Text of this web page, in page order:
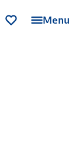
Menu